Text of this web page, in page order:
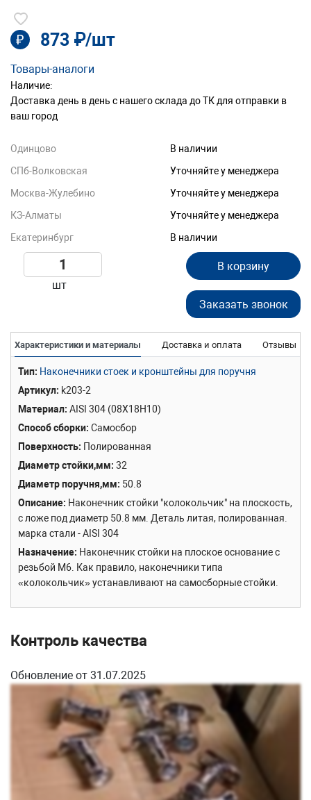
₽ 873 ₽/шт
Товары-аналоги
Наличие:
Доставка день в день с нашего склада до ТК для отправки в
ваш город
Одинцово
В наличии
СПб-Волковская
Уточняйте у менеджера
Москва-Жулебино
Уточняйте у менеджера
КЗ-Алматы
Уточняйте у менеджера
Екатеринбург
В наличии
шт
В корзину
Заказать звонок
Характеристики и материалы Доставка и оплата Отзывы
Тип Наконечники стоек и кронштейны для поручня
Артикул k203-2
Материал AISI 304 (08Х18Н10)
Способ сборки Самосбор
Поверхность Полированная
Диаметр стойки,мм 32
Диаметр поручня,мм 50.8
Описание Наконечник стойки "колокольчик" на плоскость,
с ложе под диаметр 50.8 мм. Деталь литая, полированная.
марка стали - AISI 304
Назначение Наконечник стойки на плоское основание с
резьбой М6. Как правило, наконечники типа
«колокольчик» устанавливают на самосборные стойки.
Контроль качества
Обновление от 31.07.2025